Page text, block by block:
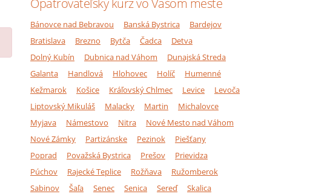
Opatrovateľský kurz vo Vašom meste
Bánovce nad Bebravou Banská Bystrica
Bardejov
Bratislava
Brezno Bytča Čadca
Detva
Dolný Kubín
Dubnica nad Váhom
Dunajská Streda
Galanta
Handlová Hlohovec Holíč
Humenné
Kežmarok
Košice Kráľovský Chlmec Levice
Levoča
Liptovský Mikuláš
Malacky Martin
Michalovce
Myjava
Námestovo Nitra
Nové Mesto nad Váhom
Nové Zámky
Partizánske Pezinok
Piešťany
Poprad
Považská Bystrica Prešov
Prievidza
Púchov
Rajecké Teplice Rožňava
Ružomberok
Sabinov
Šaľa Senec Senica Sereď
Skalica